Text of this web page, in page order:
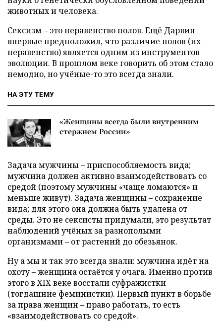
животных и человека.
Сексизм – это неравенство полов. Ещё Дарвин
впервые предположил, что различие полов (их
неравенство) является одним из инструментов
эволюции. В прошлом веке говорить об этом стало
немодно, но учёные-то это всегда знали.
НА ЭТУ ТЕМУ
«Женщины всегда были внутренним
стержнем России»
Задача мужчины – приспособляемость вида;
мужчина должен активно взаимодействовать со
средой (поэтому мужчины «чаще ломаются» и
меньше живут). Задача женщины – сохранение
вида; для этого она должна быть удалена от
среды. Это не сексисты придумали, это результат
наблюдений учёных за разнополыми
организмами – от растений до обезьянок.
Ну а мы и так это всегда знали: мужчина идёт на
охоту – женщина остаётся у очага. Именно против
этого в XIX веке восстали суфражистки
(тогдашние феминистки). Первый пункт в борьбе
за права женщин – право работать, то есть
«взаимодействовать со средой».